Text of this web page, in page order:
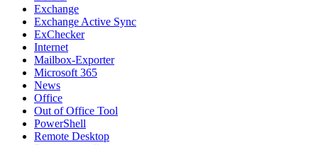
Exchange
Exchange Active Sync
ExChecker
Internet
Mailbox-Exporter
Microsoft 365
News
Office
Out of Office Tool
PowerShell
Remote Desktop